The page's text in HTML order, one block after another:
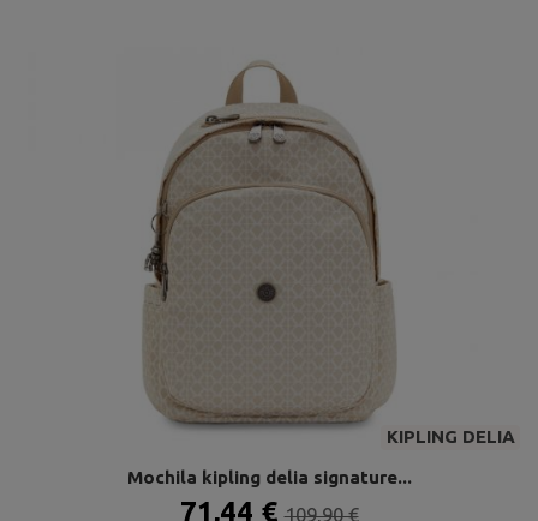
KIPLING DELIA
Mochila kipling delia signature...
71,44 €109,90 €